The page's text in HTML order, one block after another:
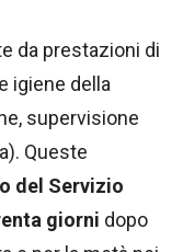
da prestazioni di
igiene della
supervisione
Queste
del Servizio
giorni dopo